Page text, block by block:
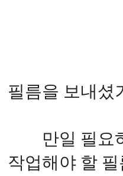
필름을 보내셨
만일 필요
작업해야 할